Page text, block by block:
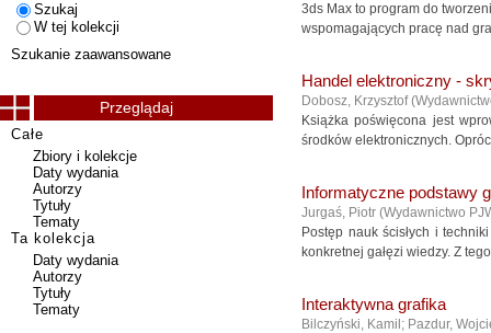
3ds Max to program do
wspomagających pracę nad
Handel elektroniczny -
Dobosz, Krzysztof (
Książka poświęcona jest
środków elektronicznych.
Informatyczne podstawy
Jurgaś, Piotr (Wydawnictwo
Postęp nauk ścisłych i
konkretnej gałęzi wiedzy. Z
Interaktywna grafika
Bilczyński, Kamil ; Pazdur,
Szukaj
W tej kolekcji
Szukanie zaawansowane
Przeglądaj
Całe
Zbiory i kolekcje
Daty wydania
Autorzy
Tytuły
Tematy
Ta kolekcja
Daty wydania
Autorzy
Tytuły
Tematy